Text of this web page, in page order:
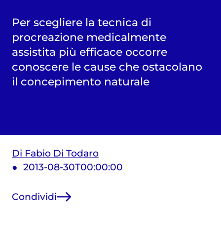
Per scegliere la tecnica di
procreazione medicalmente
assistita più efficace occorre
conoscere le cause che ostacolano
il concepimento naturale
Di Fabio Di Todaro
2013-08-30T00:00:00
Condividi